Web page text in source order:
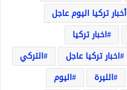
أخبار تركيا اليوم عاجل
اخبار تركيا
اخبار تركيا عاجل
التركي
الليرة
اليوم